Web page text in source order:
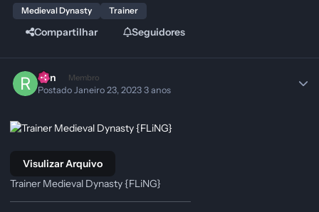
Medieval Dynasty Trainer
Compartilhar Seguidores
Ren Membro
PostadoJaneiro 23, 20233 anos
Visulizar Arquivo
Trainer Medieval Dynasty {FLiNG}